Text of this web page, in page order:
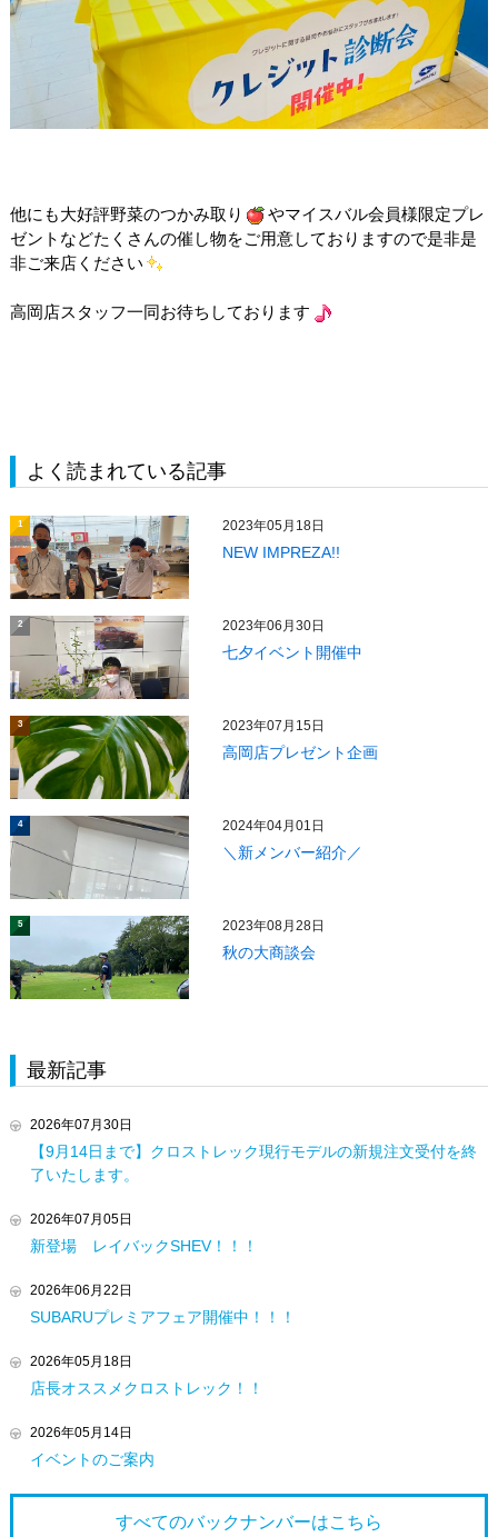
他にも大好評野菜のつかみ取り
やマイスバル会員様限定プレ
ゼントなどたくさんの催し物をご用意しておりますので是非是
非ご来店ください
高岡店スタッフ一同お待ちしております
よく読まれている記事
1 2023年05月18日
NEW IMPREZA!!
2 2023年06月30日
七夕イベント開催中
3 2023年07月15日
高岡店プレゼント企画
4 2024年04月01日
＼新メンバー紹介／
5 2023年08月28日
秋の大商談会
最新記事
2026年07月30日
【9月14日まで】クロストレック現行モデルの新規注文受付を終
了いたします。
2026年07月05日
新登場 レイバックSHEV！！！
2026年06月22日
SUBARUプレミアフェア開催中！！！
2026年05月18日
店長オススメクロストレック！！
2026年05月14日
イベントのご案内
すべてのバックナンバーはこちら